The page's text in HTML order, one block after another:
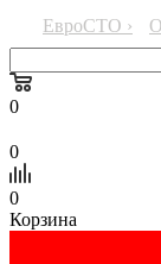
ЕвроСТО ›
0
0
0
Корзина